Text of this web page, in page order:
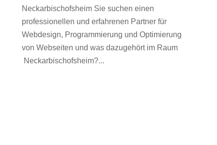
Neckarbischofsheim Sie suchen einen
professionellen und erfahrenen Partner für
Webdesign, Programmierung und Optimierung
von Webseiten und was dazugehört im Raum
Neckarbischofsheim?...